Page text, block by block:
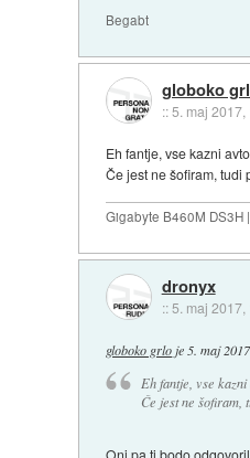
Begabt
globoko
::5. maj 2017,
Eh fantje, vse kazni
Če jest ne šofiram, tudi
Gigabyte B460M DS3H
dronyx
:: 5. maj 2017,
globoko grlo je 5. maj
Eh fantje, vse
Če jest ne šofiram,
Oni pa ti bodo